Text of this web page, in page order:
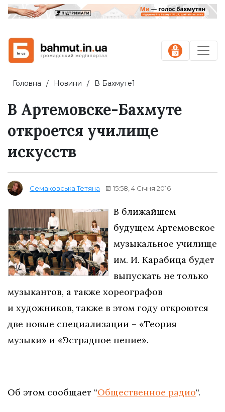
Головна Новини В Бахмуте1
В Артемовске-Бахмуте
откроется училище
искусств
Семаковська Тетяна 15:58, 4 Січня 2016
В ближайшем
будущем Артемовское
музыкальное училище
им. И. Карабица будет
выпускать не только
музыкантов, а также хореографов
и художников, также в этом году откроются
две новые специализации – «Теория
музыки» и «Эстрадное пение».
Об этом сообщает “Общественное радио“.